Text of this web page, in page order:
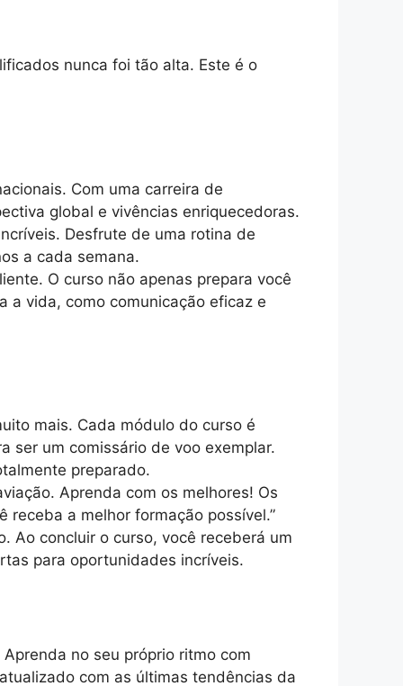
nunca foi tão alta. Este é o
Com uma carreira de
global e vivências enriquecedoras.
Desfrute de uma rotina de
a cada semana.
O curso não apenas prepara você
a vida, como comunicação eficaz e
mais. Cada módulo do curso é
ser um comissário de voo exemplar.
preparado.
Aprenda com os melhores! Os
a melhor formação possível.”
Ao concluir o curso, você receberá um
para oportunidades incríveis.
no seu próprio ritmo com
com as últimas tendências da